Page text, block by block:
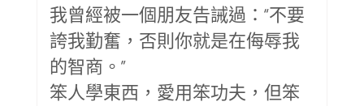
我曾經被一個朋友告誡過：“不要
誇我勤奮，否則你就是在侮辱我
的智商。”
笨人學東西，愛用笨功夫，但笨